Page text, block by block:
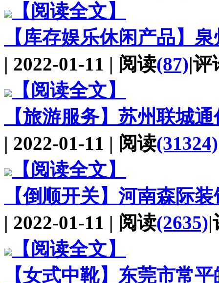
【阅读全文】
【库存娱乐休闲产品】 泉
| 2022-01-11 | 阅读(87)|评
【阅读全文】
【旅游服务】 苏州联城
| 2022-01-11 | 阅读(31324)
【阅读全文】
【倒顺开关】 河南森际
| 2022-01-11 | 阅读(2635)|
【阅读全文】
【女式中靴】 东莞市常